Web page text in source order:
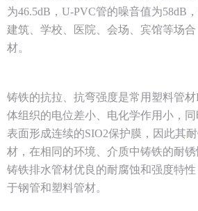
为46.5dB，U-PVC管的噪音值为58dB
建筑、学校、医院、会场、宾馆等场
材。
铸铁的抗拉、抗弯强度是常用塑料管
体组织的电位差小、电化学作用小，
表面形成连续的SIO2保护膜，因此其
材，在相同的环境、介质中铸铁的耐锈
铸铁排水管材优良的耐腐蚀和强度特
于钢管和塑料管材。